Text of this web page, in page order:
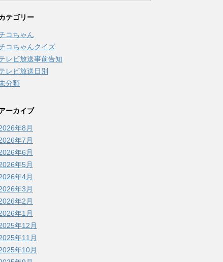
テゴリー
コちゃん
コちゃんクイズ
レビ放送事前告知
レビ放送日別
分類
ーカイブ
年8月
年7月
年6月
年5月
年4月
年3月
年2月
年1月
年12月
年11月
年10月